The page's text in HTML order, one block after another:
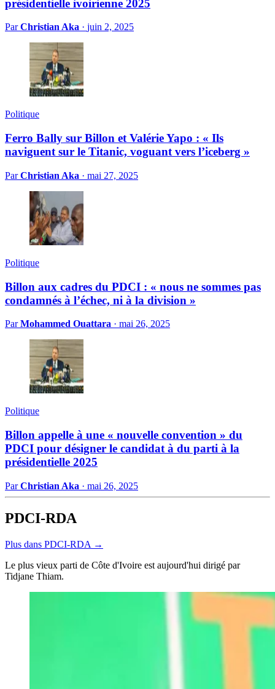
présidentielle ivoirienne 2025
ParChristian Aka · juin 2, 2025
Politique
Ferro Bally sur Billon et Valérie Yapo : « Ils
naviguent sur le Titanic, voguant vers l’iceberg »
ParChristian Aka · mai 27, 2025
Politique
Billon aux cadres du PDCI : « nous ne sommes pas
condamnés à l’échec, ni à la division »
ParMohammed Ouattara · mai 26, 2025
Politique
Billon appelle à une « nouvelle convention » du
PDCI pour désigner le candidat à du parti à la
présidentielle 2025
ParChristian Aka · mai 26, 2025
PDCI-RDA
Plus dans PDCI-RDA →
Le plus vieux parti de Côte d'Ivoire est aujourd'hui dirigé par
Tidjane Thiam.